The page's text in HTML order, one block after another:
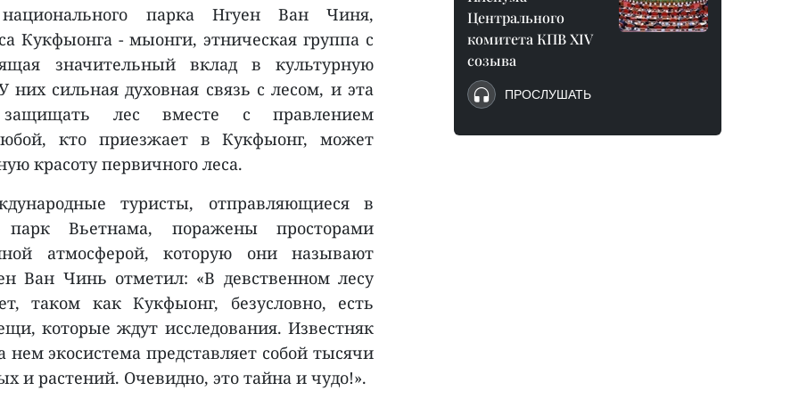
парка Нгуен Ван Чиня,
Кукфыонга - мыонги, этническая группа с
значительный вклад в культурную
них сильная духовная связь с лесом, и эта
лес вместе с правлением
кто приезжает в Кукфыонг, может
красоту первичного леса.
туристы, отправляющиеся в
Вьетнама, поражены просторами
атмосферой, которую они называют
Ван Чинь отметил: «В девственном лесу
таком как Кукфыонг, безусловно, есть
которые ждут исследования. Известняк
нем экосистема представляет собой тысячи
и растений. Очевидно, это тайна и чудо!».
Центрального
комитета КПВ XIV
созыва
ПРОСЛУШАТЬ